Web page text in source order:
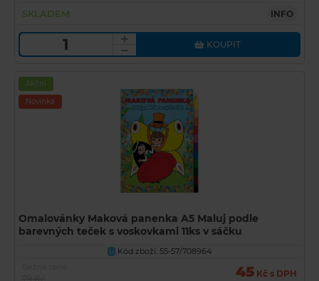
SKLADEM INFO
KOUPIT
Akční
Novinka
Omalovánky Maková panenka A5 Maluj podle
barevných teček s voskovkami 11ks v sáčku
U
Kód zboží: 55-57/708964
45 Kč s DPH